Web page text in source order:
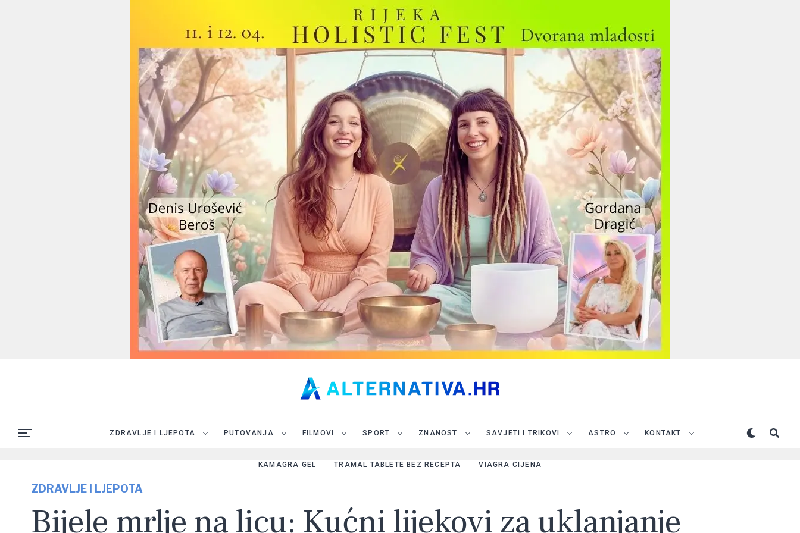
ZDRAVLJE I LJEPOTA PUTOVANJA FILMOVI SPORT ZNANOST SAVJETI I TRIKOVI ASTRO KONTAKT
KAMAGRA GEL TRAMAL TABLETE BEZ RECEPTA VIAGRA CIJENA
ZDRAVLJE I LJEPOTA
Bijele mrlje na licu: Kućni lijekovi za uklanjanje